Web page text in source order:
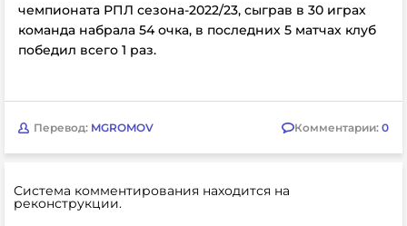
чемпионата РПЛ сезона-2022/23, сыграв в 30 играх
команда набрала 54 очка, в последних 5 матчах клуб
победил всего 1 раз.
Перевод: MGROMOV Комментарии: 0
Система комментирования находится на
реконструкции.